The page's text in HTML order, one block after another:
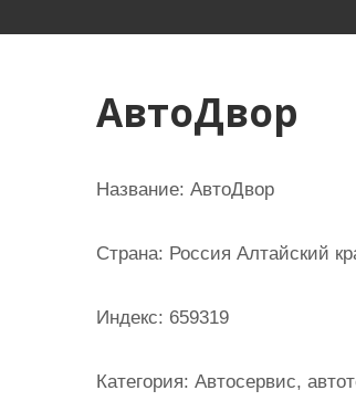
АвтоДвор
Название: АвтоДвор
Страна: Россия Алтайский
Индекс: 659319
Категория: Автосервис,